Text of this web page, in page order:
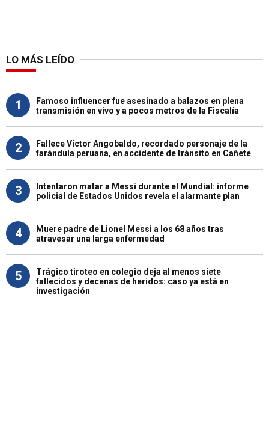
LO MÁS LEÍDO
1
Famoso influencer fue asesinado a balazos en plena
transmisión en vivo y a pocos metros de la Fiscalía
2
Fallece Víctor Angobaldo, recordado personaje de la
farándula peruana, en accidente de tránsito en Cañete
3
Intentaron matar a Messi durante el Mundial: informe
policial de Estados Unidos revela el alarmante plan
4
Muere padre de Lionel Messi a los 68 años tras
atravesar una larga enfermedad
5
Trágico tiroteo en colegio deja al menos siete
fallecidos y decenas de heridos: caso ya está en
investigación